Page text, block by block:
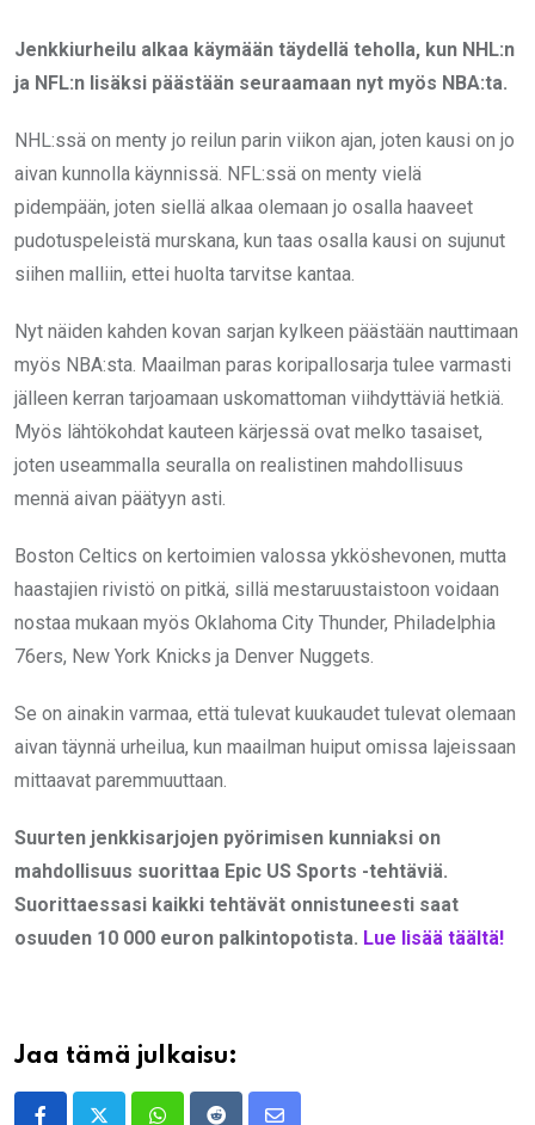
Jenkkiurheilu alkaa käymään täydellä teholla, kun NHL:n
ja NFL:n lisäksi päästään seuraamaan nyt myös NBA:ta.
NHL:ssä on menty jo reilun parin viikon ajan, joten kausi on jo
aivan kunnolla käynnissä. NFL:ssä on menty vielä
pidempään, joten siellä alkaa olemaan jo osalla haaveet
pudotuspeleistä murskana, kun taas osalla kausi on sujunut
siihen malliin, ettei huolta tarvitse kantaa.
Nyt näiden kahden kovan sarjan kylkeen päästään nauttimaan
myös NBA:sta. Maailman paras koripallosarja tulee varmasti
jälleen kerran tarjoamaan uskomattoman viihdyttäviä hetkiä.
Myös lähtökohdat kauteen kärjessä ovat melko tasaiset,
joten useammalla seuralla on realistinen mahdollisuus
mennä aivan päätyyn asti.
Boston Celtics on kertoimien valossa ykköshevonen, mutta
haastajien rivistö on pitkä, sillä mestaruustaistoon voidaan
nostaa mukaan myös Oklahoma City Thunder, Philadelphia
76ers, New York Knicks ja Denver Nuggets.
Se on ainakin varmaa, että tulevat kuukaudet tulevat olemaan
aivan täynnä urheilua, kun maailman huiput omissa lajeissaan
mittaavat paremmuuttaan.
Suurten jenkkisarjojen pyörimisen kunniaksi on
mahdollisuus suorittaa Epic US Sports -tehtäviä.
Suorittaessasi kaikki tehtävät onnistuneesti saat
osuuden 10 000 euron palkintopotista. Lue lisää täältä!
Jaa tämä julkaisu: